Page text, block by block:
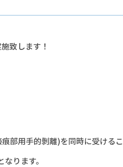
致します！
部用手的剝離)を同時に受ける
ります。